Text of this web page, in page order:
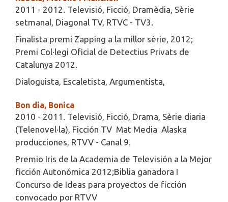
2011 - 2012. Televisió, Ficció, Dramèdia, Sèrie
setmanal, Diagonal TV, RTVC - TV3.
Finalista premi Zapping a la millor sèrie, 2012;
Premi Col·legi Oficial de Detectius Privats de
Catalunya 2012.
Dialoguista, Escaletista, Argumentista,
Bon dia, Bonica
2010 - 2011. Televisió, Ficció, Drama, Sèrie diaria
(Telenovel·la), Ficción TV  Mat Media  Alaska
producciones, RTVV - Canal 9.
Premio Iris de la Academia de Televisión a la Mejor
ficción Autonómica 2012;Biblia ganadora I
Concurso de Ideas para proyectos de ficción
convocado por RTVV